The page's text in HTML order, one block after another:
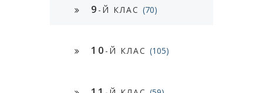
9 -Й КЛАС (70)
10 -Й КЛАС (105)